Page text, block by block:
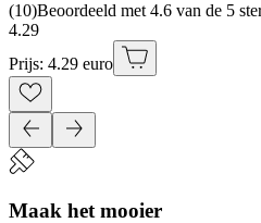
(10)Beoordeeld met 4.6 van de 5
4.29
Prijs: 4.29 euro
Maak het mooier